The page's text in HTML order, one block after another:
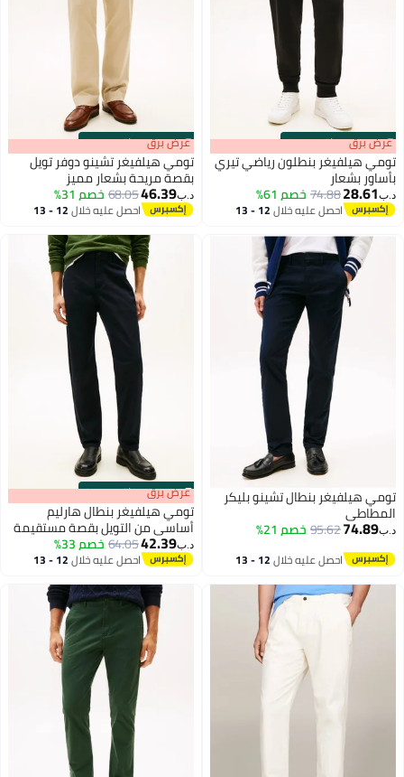
00m:00s
·باقي 100% عرض برق
تومي هيلفيغر بنطلون رياضي تيري
بأساور بشعار
د.ب‏28.61
74.88خصم 61%
احصل عليه خلال 12 - 13
00m:00s
·باقي 100% عرض برق
تومي هيلفيغر تشينو دوفر تويل
بقصة مريحة بشعار مميز
د.ب‏46.39
68.05خصم 31%
احصل عليه خلال 12 - 13
تومي هيلفيغر بنطال تشينو بليكر
المطاطي
د.ب‏74.89
95.62خصم 21%
احصل عليه خلال 12 - 13
00m:00s
·باقي 100% عرض برق
تومي هيلفيغر بنطال هارليم
أساسي من التويل بقصة مستقيمة
د.ب‏42.39
64.05خصم 33%
احصل عليه خلال 12 - 13